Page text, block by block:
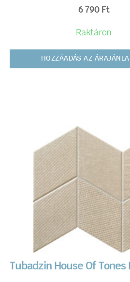
6 790 Ft
Raktáron
HOZZÁADÁS AZ
Tubadzin House Of